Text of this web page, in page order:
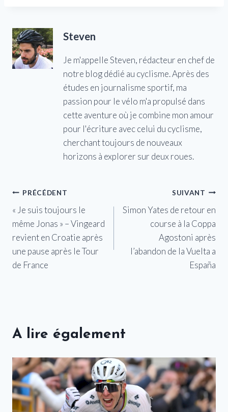
Steven
Je m'appelle Steven, rédacteur en chef de
notre blog dédié au cyclisme. Après des
études en journalisme sportif, ma
passion pour le vélo m'a propulsé dans
cette aventure où je combine mon amour
pour l'écriture avec celui du cyclisme,
cherchant toujours de nouveaux
horizons à explorer sur deux roues.
Navigation
de
l’article
PRÉCÉDENT
« Je suis toujours le
même Jonas » – Vingeard
revient en Croatie après
une pause après le Tour
de France
SUIVANT
Simon Yates de retour en
course à la Coppa
Agostoni après
l’abandon de la Vuelta a
España
A lire également